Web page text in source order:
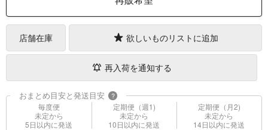
店舗在庫 欲しいものリストに追加
再入荷を通知する
おまとめ目安と発送目安 ?
毎度便
未定から
5日以内に発送
定期便（週1)
未定から
10日以内に発送
定期便（月2)
未定から
14日以内に発送